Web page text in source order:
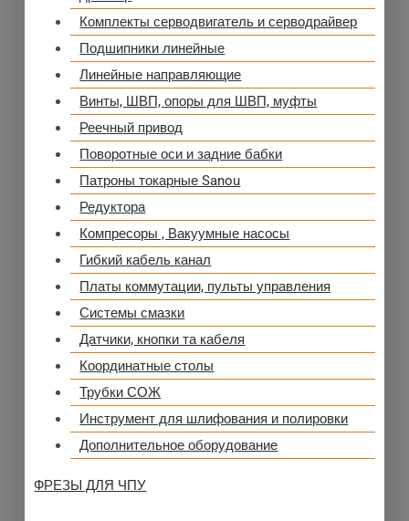
Комплекты серводвигатель и серводрайвер
Подшипники линейные
Линейные направляющие
Винты, ШВП, опоры для ШВП, муфты
Реечный привод
Поворотные оси и задние бабки
Патроны токарные Sanou
Редуктора
Компресоры , Вакуумные насосы
Гибкий кабель канал
Платы коммутации, пульты управления
Системы смазки
Датчики, кнопки та кабеля
Координатные столы
Трубки СОЖ
Инструмент для шлифования и полировки
Дополнительное оборудование
ФРЕЗЫ ДЛЯ ЧПУ